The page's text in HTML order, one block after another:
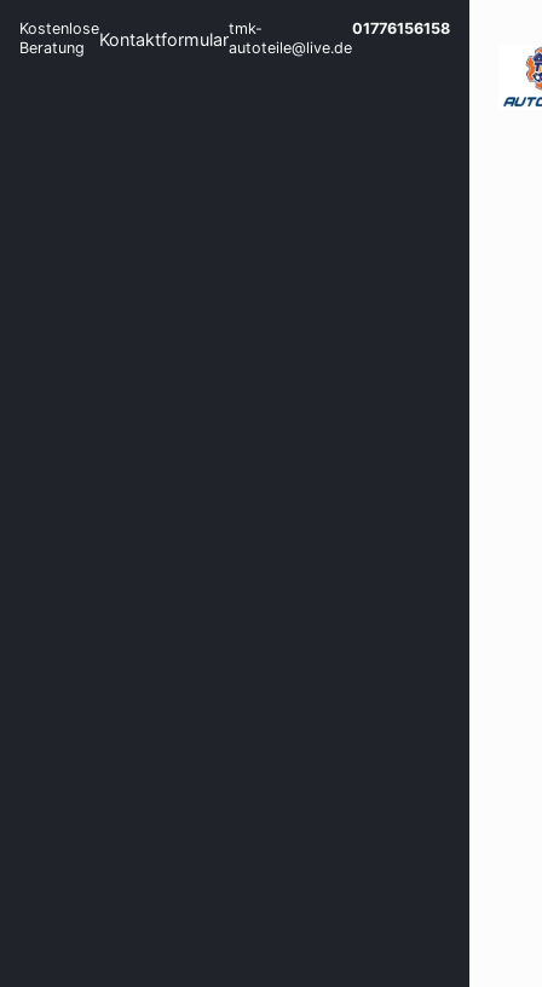
Kostenlose
Beratung
Kontaktformulartmk-
autoteile@live.de
01776156158